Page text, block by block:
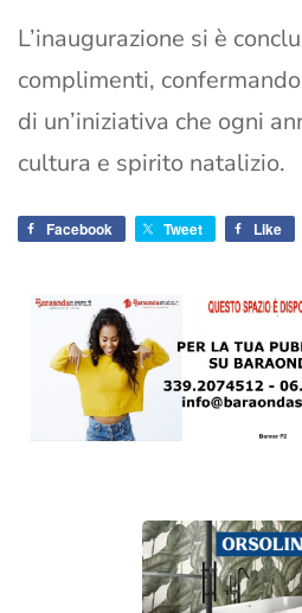
L’inaugurazione si è
complimenti,
di un’iniziativa che ogni
cultura e spirito natalizio.
Facebook Tweet Like